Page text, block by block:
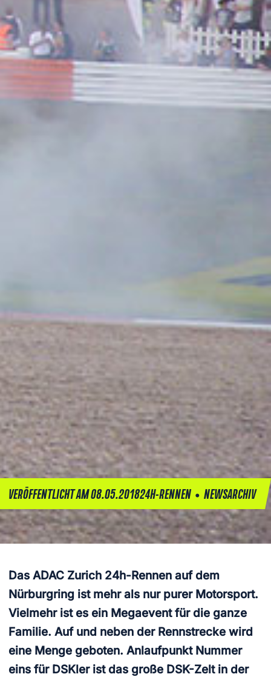
VERÖFFENTLICHT AM 08.05.201824H-RENNEN •NEWSARCHIV
Das ADAC Zurich 24h-Rennen auf dem
Nürburgring ist mehr als nur purer Motorsport.
Vielmehr ist es ein Megaevent für die ganze
Familie. Auf und neben der Rennstrecke wird
eine Menge geboten. Anlaufpunkt Nummer
eins für DSKler ist das große DSK-Zelt in der